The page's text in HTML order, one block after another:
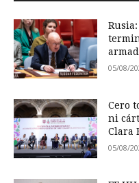
05/08/
Cero
ni
Clara
05/08/